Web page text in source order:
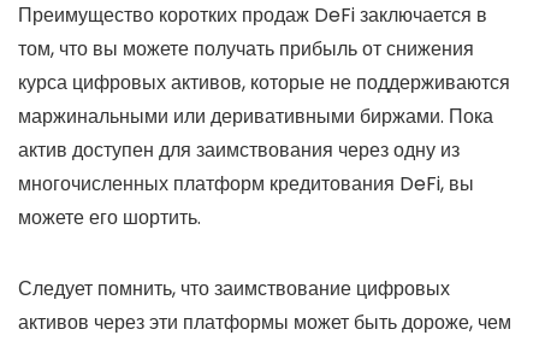
Преимущество коротких продаж DeFi заключается в
том, что вы можете получать прибыль от снижения
курса цифровых активов, которые не поддерживаются
маржинальными или деривативными биржами. Пока
актив доступен для заимствования через одну из
многочисленных платформ кредитования DeFi, вы
можете его шортить.
Следует помнить, что заимствование цифровых
активов через эти платформы может быть дороже, чем